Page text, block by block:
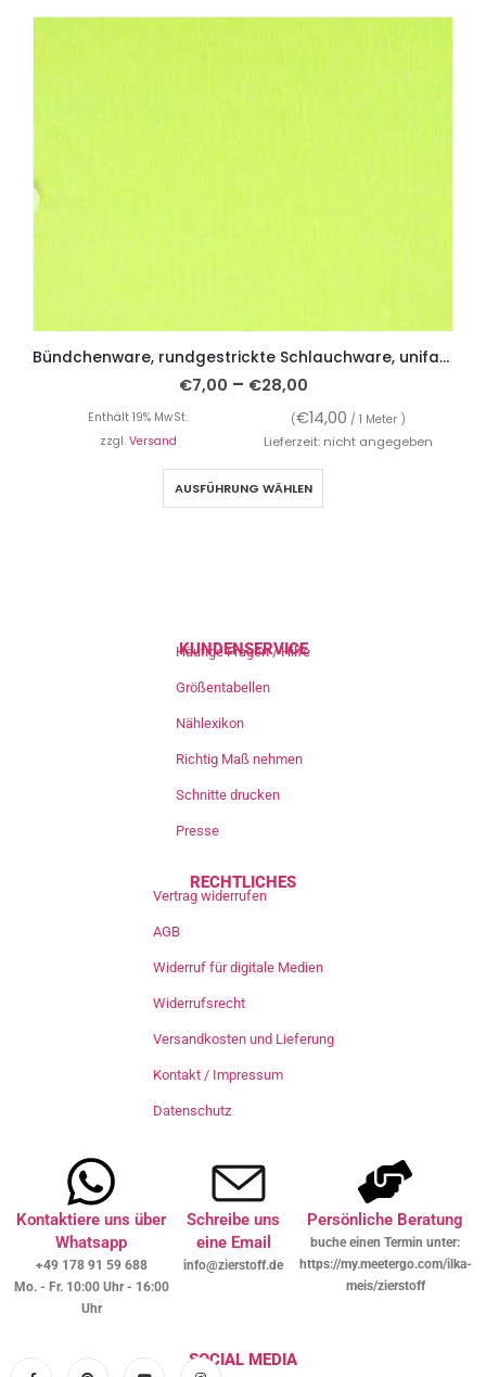
Bündchenware, rundgestrickte Schlauchware, unifarben Neon-Gelb
€7,00 – €28,00
Enthält 19% MwSt. (€14,00 / 1 Meter )
zzgl. Versand Lieferzeit: nicht angegeben
AUSFÜHRUNG WÄHLEN
KUNDENSERVICE
Häufige Fragen / Hilfe
Größentabellen
Nählexikon
Richtig Maß nehmen
Schnitte drucken
Presse
RECHTLICHES
Vertrag widerrufen
AGB
Widerruf für digitale Medien
Widerrufsrecht
Versandkosten und Lieferung
Kontakt / Impressum
Datenschutz
Kontaktiere uns über
Whatsapp
+49 178 91 59 688
Mo. - Fr. 10:00 Uhr - 16:00
Uhr
Schreibe uns
eine Email
info@zierstoff.de
Persönliche Beratung
buche einen Termin unter:
https://my.meetergo.com/ilka-
meis/zierstoff
SOCIAL MEDIA